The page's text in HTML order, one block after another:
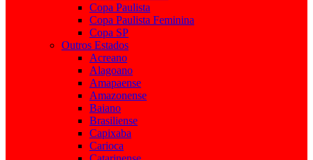
Copa Paulista
Copa Paulista Feminina
Copa SP
Outros Estados
Acreano
Alagoano
Amapaense
Amazonense
Baiano
Brasiliense
Capixaba
Carioca